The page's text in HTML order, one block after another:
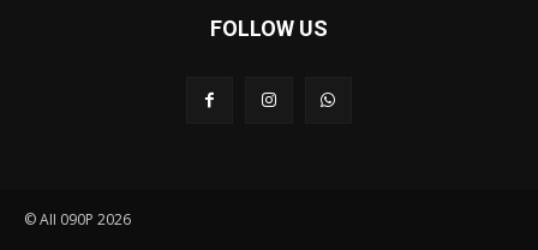
FOLLOW US
© AII 090P 2026